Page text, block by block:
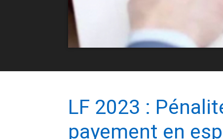
LF 2023 :
payement en